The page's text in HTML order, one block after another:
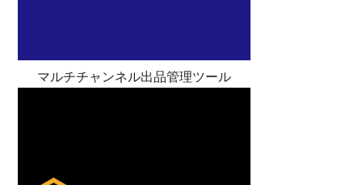
マルチチャンネル出品管理ツール